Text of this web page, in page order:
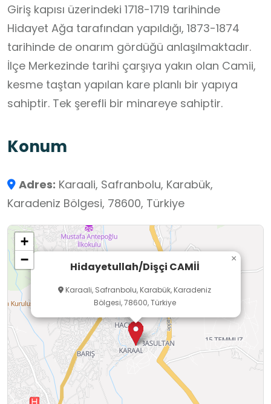
Giriş kapısı üzerindeki 1718-1719 tarihinde
Hidayet Ağa tarafından yapıldığı, 1873-1874
tarihinde de onarım gördüğü anlaşılmaktadır.
İlçe Merkezinde tarihi çarşıya yakın olan Camii,
kesme taştan yapılan kare planlı bir yapıya
sahiptir. Tek şerefli bir minareye sahiptir.
Konum
Adres: Karaali, Safranbolu, Karabük,
Karadeniz Bölgesi, 78600, Türkiye
Hidayetullah/Dişçi CAMİİ
Karaali, Safranbolu, Karabük, Karadeniz
Bölgesi, 78600, Türkiye
×
+
−